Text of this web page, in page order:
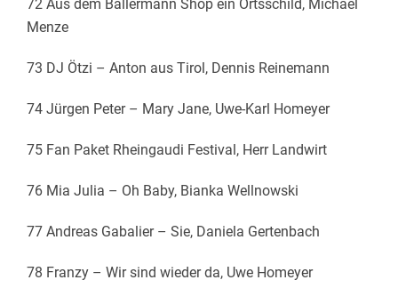
72 Aus dem Ballermann Shop ein Ortsschild, Michael
Menze
73 DJ Ötzi – Anton aus Tirol, Dennis Reinemann
74 Jürgen Peter – Mary Jane, Uwe-Karl Homeyer
75 Fan Paket Rheingaudi Festival, Herr Landwirt
76 Mia Julia – Oh Baby, Bianka Wellnowski
77 Andreas Gabalier – Sie, Daniela Gertenbach
78 Franzy – Wir sind wieder da, Uwe Homeyer